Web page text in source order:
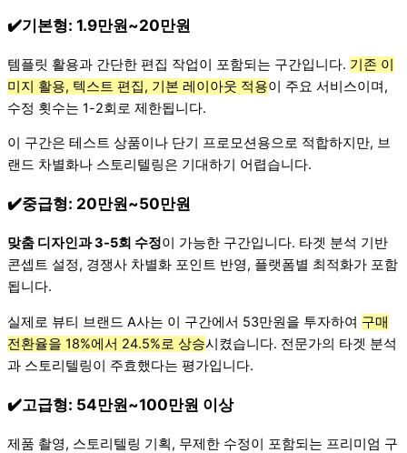
✔️기본형: 1.9만원~20만원
템플릿 활용과 간단한 편집 작업이 포함되는 구간입니다. 기존 이
미지 활용, 텍스트 편집, 기본 레이아웃 적용이 주요 서비스이며,
수정 횟수는 1-2회로 제한됩니다.
이 구간은 테스트 상품이나 단기 프로모션용으로 적합하지만, 브
랜드 차별화나 스토리텔링은 기대하기 어렵습니다.
✔️중급형: 20만원~50만원
맞춤 디자인과 3-5회 수정이 가능한 구간입니다. 타겟 분석 기반
콘셉트 설정, 경쟁사 차별화 포인트 반영, 플랫폼별 최적화가 포함
됩니다.
실제로 뷰티 브랜드 A사는 이 구간에서 53만원을 투자하여 구매
전환율을 18%에서 24.5%로 상승시켰습니다. 전문가의 타겟 분석
과 스토리텔링이 주효했다는 평가입니다.
✔️고급형: 54만원~100만원 이상
제품 촬영, 스토리텔링 기획, 무제한 수정이 포함되는 프리미엄 구